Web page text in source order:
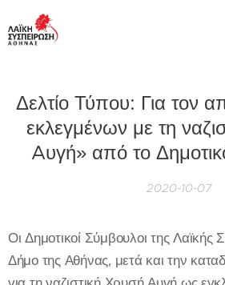
Δελτίο Τύπου: Για τον
εκλεγμένων με τη
Aυγή» από το
2020-10-07
Οι Δημοτικοί Σύμβουλοι της
Δήμο της Αθήνας, μετά και την